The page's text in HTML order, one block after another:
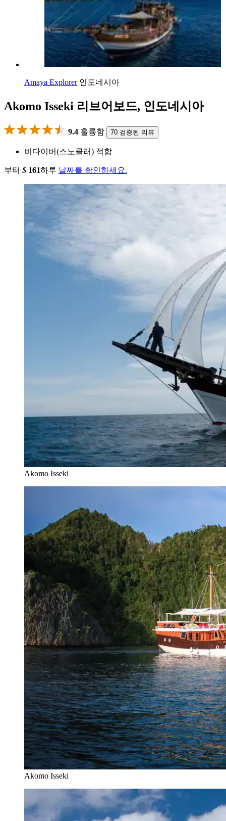
Amaya Explorer 인도네시아
Akomo Isseki 리브어보드, 인도네시아
9.4 훌륭함 70 검증된 리뷰
비다이버(스노클러) 적합
부터 $ 161하루 날짜를 확인하세요.
Akomo Isseki
Akomo Isseki